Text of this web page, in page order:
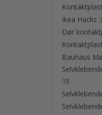
Ikea Hacks
Dør
Bauhaus
38